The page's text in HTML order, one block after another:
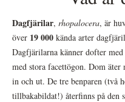
Dagfjärilar, rhopalocera, är
över 19 000 kända arter
Dagfjärilarna känner dofter
med stora facettögon. Dom äter
in och ut. De tre benparen (två
tillbakabildat!) återfinns på den